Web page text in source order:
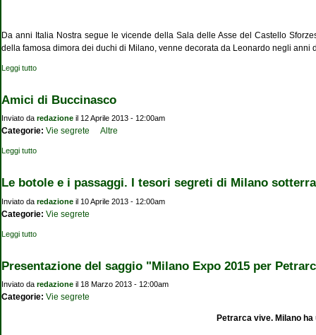
Da anni Italia Nostra segue le vicende della Sala delle Asse del Castello
della famosa dimora dei duchi di Milano, venne decorata da Leonardo negli
Leggi tutto
Amici di Buccinasco
Inviato da redazione il 12 Aprile 2013 - 12:00am
Categorie: Vie segrete Altre
Leggi tutto
Le botole e i passaggi. I tesori segreti di Milano
Inviato da redazione il 10 Aprile 2013 - 12:00am
Categorie: Vie segrete
Leggi tutto
Presentazione del saggio "Milano Expo 2015 per
Inviato da redazione il 18 Marzo 2013 - 12:00am
Categorie: Vie segrete
Petrarca vive. Milano